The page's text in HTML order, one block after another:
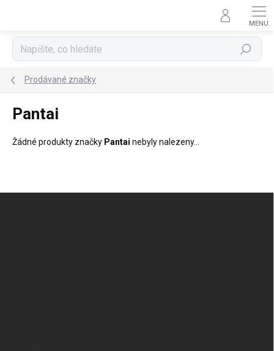
Hledat
Prodávané značky
Pantai
Žádné produkty značky Pantai nebyly nalezeny...